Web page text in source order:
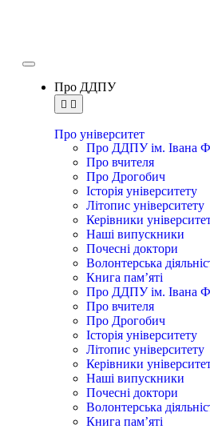
Про ДДПУ
Про університет
Про ДДПУ ім. Івана
Про вчителя
Про Дрогобич
Історія університету
Літопис університету
Керівники
Наші випускники
Почесні доктори
Волонтерська
Книга пам’яті
Про ДДПУ ім. Івана
Про вчителя
Про Дрогобич
Історія університету
Літопис університету
Керівники
Наші випускники
Почесні доктори
Волонтерська
Книга пам’яті